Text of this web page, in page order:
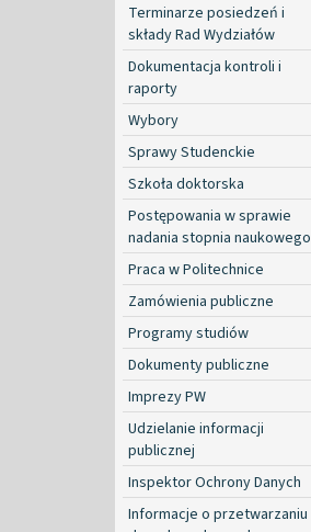
Terminarze posiedzeń i
składy Rad Wydziałów
Dokumentacja kontroli i
raporty
Wybory
Sprawy Studenckie
Szkoła doktorska
Postępowania w sprawie
nadania stopnia naukowego
Praca w Politechnice
Zamówienia publiczne
Programy studiów
Dokumenty publiczne
Imprezy PW
Udzielanie informacji
publicznej
Inspektor Ochrony Danych
Informacje o przetwarzaniu